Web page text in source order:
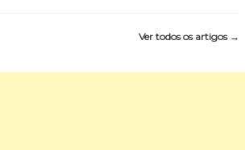
Ver todos os artigos →